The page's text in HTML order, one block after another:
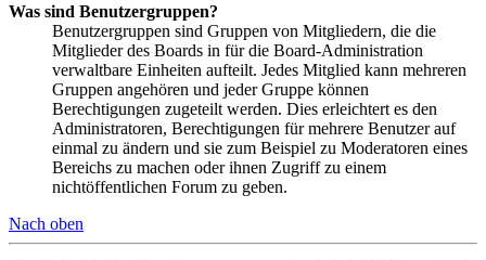
Was sind Benutzergruppen?
Benutzergruppen sind Gruppen von Mitgliedern, die die
Mitglieder des Boards in für die Board-Administration
verwaltbare Einheiten aufteilt. Jedes Mitglied kann mehreren
Gruppen angehören und jeder Gruppe können
Berechtigungen zugeteilt werden. Dies erleichtert es den
Administratoren, Berechtigungen für mehrere Benutzer auf
einmal zu ändern und sie zum Beispiel zu Moderatoren eines
Bereichs zu machen oder ihnen Zugriff zu einem
nichtöffentlichen Forum zu geben.
Nach oben